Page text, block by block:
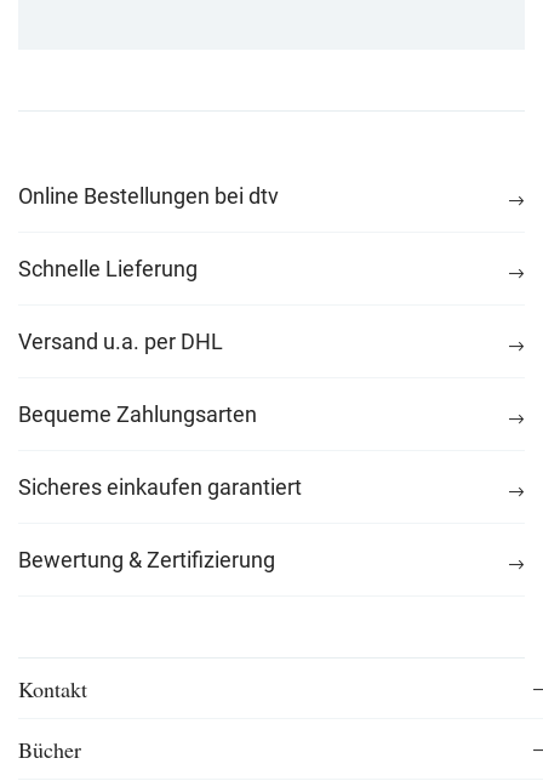
Online Bestellungen bei dtv
Schnelle Lieferung
Versand u.a. per DHL
Bequeme Zahlungsarten
Sicheres einkaufen garantiert
Bewertung & Zertifizierung
Kontakt
Bücher